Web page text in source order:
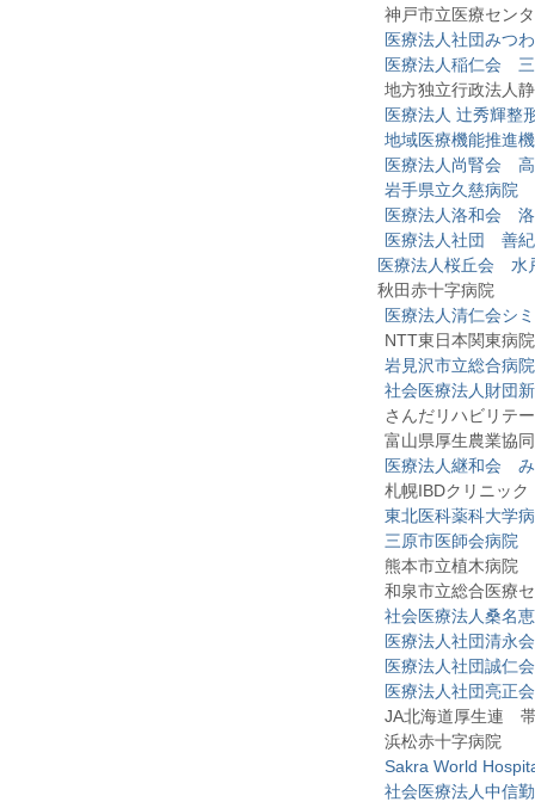
神戸市立医療センタ
医療法人社団みつ
医療法人稲仁会
地方独立行政法人静
医療法人 辻秀輝整
地域医療機能推進
医療法人尚腎会
岩手県立久慈病院
医療法人洛和会 洛
医療法人社団 善
医療法人桜丘会 水
秋田赤十字病院
医療法人清仁会シ
NTT東日本関東病院
岩見沢市立総合病院
社会医療法人財団
さんだリハビリテー
富山県厚生農業協同
医療法人継和会
札幌IBDクリニック
東北医科薬科大学
三原市医師会病院
熊本市立植木病院
和泉市立総合医療セ
社会医療法人桑名
医療法人社団清永
医療法人社団誠仁
医療法人社団亮正
JA北海道厚生連 帯
浜松赤十字病院
Sakra World
社会医療法人中信